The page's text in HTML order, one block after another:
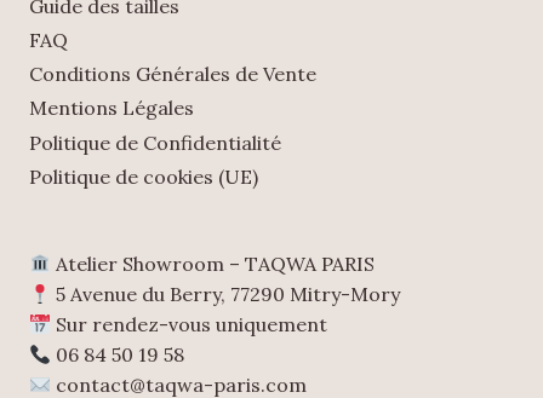
Guide des tailles
FAQ
Conditions Générales de Vente
Mentions Légales
Politique de Confidentialité
Politique de cookies (UE)
Atelier Showroom – TAQWA PARIS
5 Avenue du Berry, 77290 Mitry-Mory
Sur rendez-vous uniquement
06 84 50 19 58
contact@taqwa-paris.com